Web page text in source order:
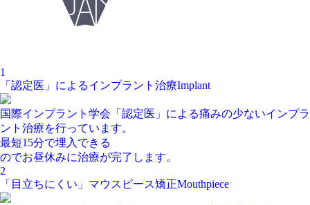
1
「認定医」 によるインプラント 治療Implant
国際インプラント学会「認定医」による痛みの少ないインプラ
ント治療を行っています。
最短15分で埋入できる
のでお昼休みに治療が完了します。
2
「目立ちにくい 」 マウスピース矯正Mouthpiece